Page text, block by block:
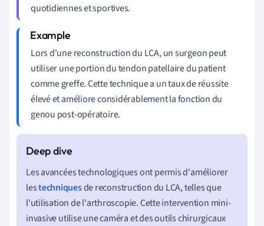
quotidiennes et sportives.
Lors d'une reconstruction du LCA, un surgeon peut
utiliser une portion du tendon patellaire du patient
comme greffe. Cette technique a un taux de réussite
élevé et améliore considérablement la fonction du
genou post-opératoire.
Les avancées technologiques ont permis d'améliorer
lestechniquesde reconstruction du LCA, telles que
l'utilisation de l'arthroscopie. Cette intervention mini-
invasive utilise une caméra et des outils chirurgicaux